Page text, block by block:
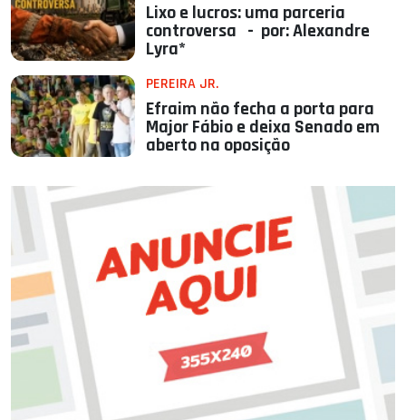
Lixo e lucros: uma parceria
controversa - por: Alexandre
Lyra*
PEREIRA JR.
Efraim não fecha a porta para
Major Fábio e deixa Senado em
aberto na oposição